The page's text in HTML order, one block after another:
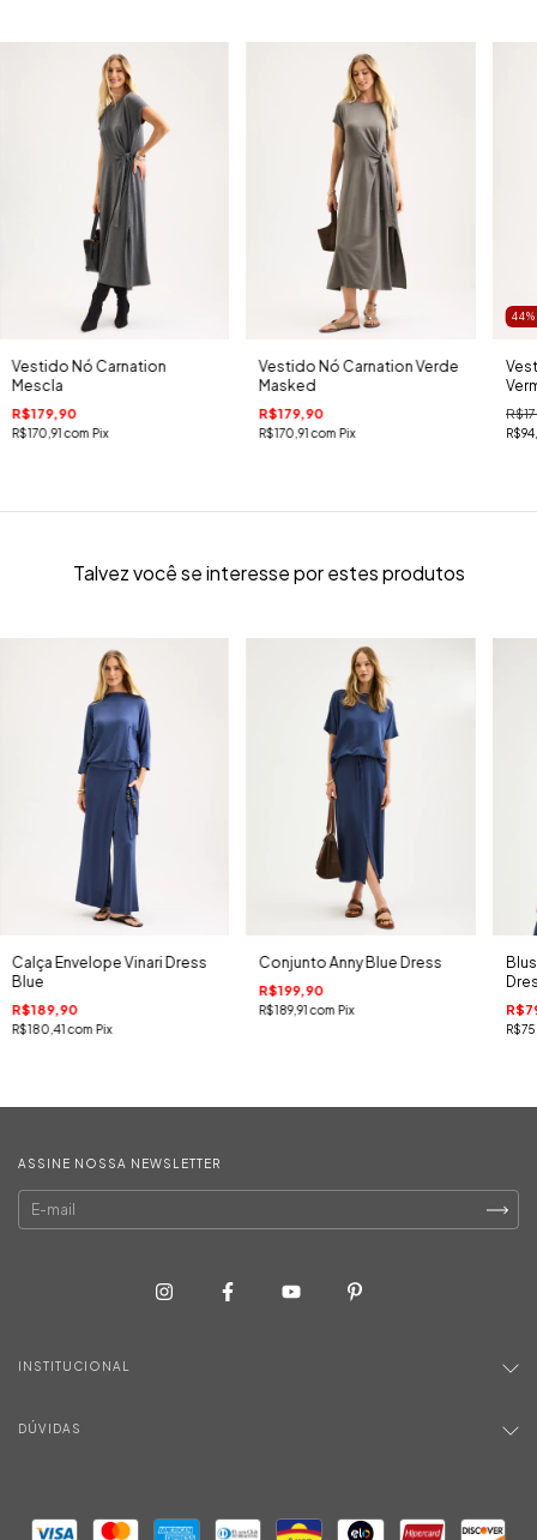
Vestido Nó Carnation
Mescla
R$179,90
R$170,91com Pix
Vestido Nó Carnation Verde
Masked
R$179,90
R$170,91com Pix
44
Talvez você se interesse por estes produtos
Calça Envelope Vinari Dress
Blue
R$189,90
R$180,41com Pix
Conjunto Anny Blue Dress
R$199,90
R$189,91com Pix
ASSINE NOSSA NEWSLETTER
INSTITUCIONAL
DÚVIDAS